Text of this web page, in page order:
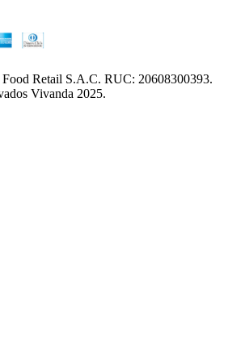
Retail S.A.C. RUC: 20608300393.
Vivanda 2025.